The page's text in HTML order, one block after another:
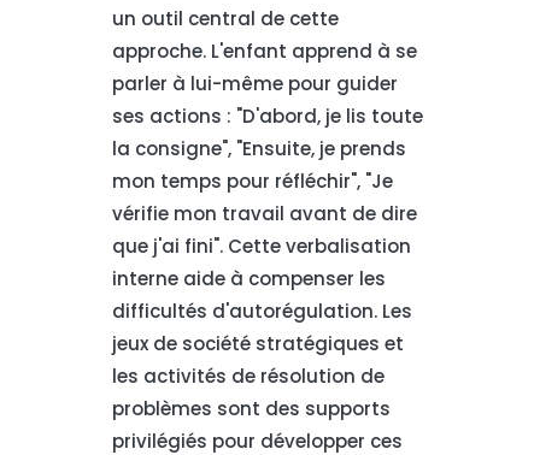
un outil central de cette
approche. L'enfant apprend à se
parler à lui-même pour guider
ses actions : "D'abord, je lis toute
la consigne", "Ensuite, je prends
mon temps pour réfléchir", "Je
vérifie mon travail avant de dire
que j'ai fini". Cette verbalisation
interne aide à compenser les
difficultés d'autorégulation. Les
jeux de société stratégiques et
les activités de résolution de
problèmes sont des supports
privilégiés pour développer ces